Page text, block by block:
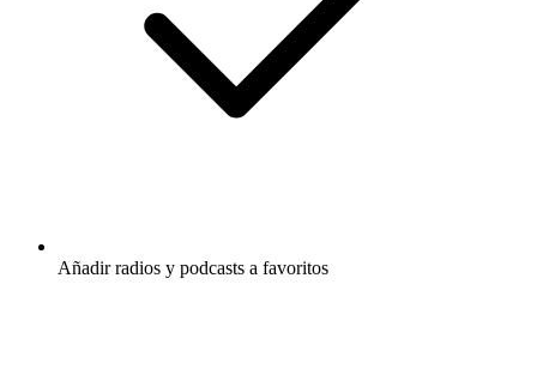
Añadir radios y podcasts a favoritos